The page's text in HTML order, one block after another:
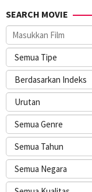
SEARCH MOVIE